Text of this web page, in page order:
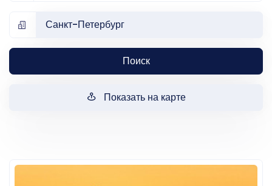
Санкт-Петербург
Поиск
Показать на карте